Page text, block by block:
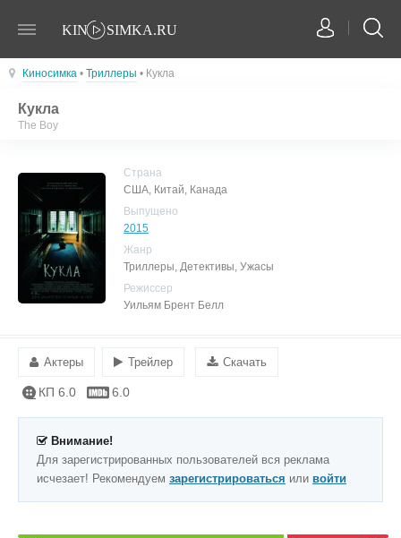
Киносимка • Триллеры • Кукла
Кукла
The Boy
Страна
США, Китай, Канада
Выпущено
2015
Жанр
Триллеры, Детективы, Ужасы
Режиссер
Уильям Брент Белл
Актеры Трейлер Скачать
КП 6.0 6.0
Внимание!
Для зарегистрированных пользователей вся реклама
исчезает! Рекомендуем зарегистрироваться или войти